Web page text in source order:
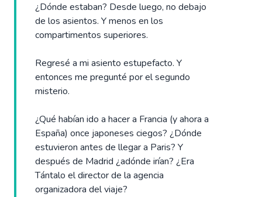
¿Dónde estaban? Desde luego, no debajo
de los asientos. Y menos en los
compartimentos superiores.
Regresé a mi asiento estupefacto. Y
entonces me pregunté por el segundo
misterio.
¿Qué habían ido a hacer a Francia (y ahora a
España) once japoneses ciegos? ¿Dónde
estuvieron antes de llegar a Paris? Y
después de Madrid ¿adónde irían? ¿Era
Tántalo el director de la agencia
organizadora del viaje?